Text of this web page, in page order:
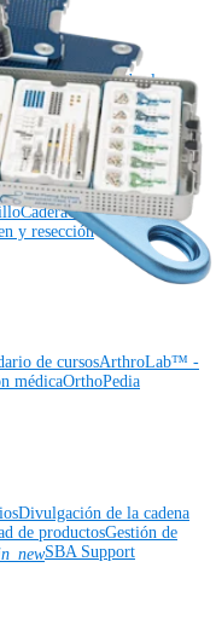
Columna vertebral
CaderaOrtobiológicos
y resección
de cursosArthroLab™ -
médicaOrthoPedia
Divulgación de la cadena
de productosGestión de
SBA Support